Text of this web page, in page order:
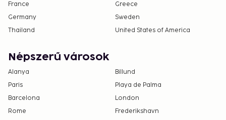
France
Greece
Germany
Sweden
Thailand
United States of America
Népszerű városok
Alanya
Billund
Paris
Playa de Palma
Barcelona
London
Rome
Frederikshavn